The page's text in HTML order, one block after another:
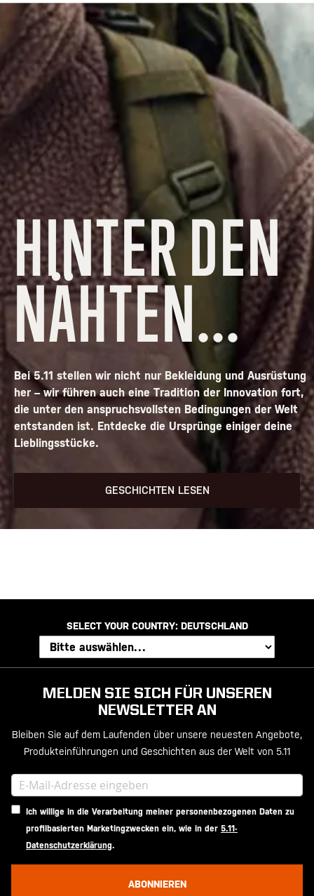
HINTER DEN
NÄHTEN...
Bei 5.11 stellen wir nicht nur Bekleidung und Ausrüstung
her – wir führen auch eine Tradition der Innovation fort,
die unter den anspruchsvollsten Bedingungen der Welt
entstanden ist. Entdecke die Ursprünge einiger deine
Lieblingsstücke.
GESCHICHTEN LESEN
SELECT YOUR COUNTRY: DEUTSCHLAND
MELDEN SIE SICH FÜR UNSEREN
NEWSLETTER AN
Bleiben Sie auf dem Laufenden über unsere neuesten Angebote,
Produkteinführungen und Geschichten aus der Welt von 5.11
Ich willige in die Verarbeitung meiner personenbezogenen Daten zu
profilbasierten Marketingzwecken ein, wie in der 5.11-
Datenschutzerklärung.
ABONNIEREN